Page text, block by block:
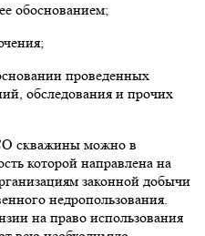
обоснованием;
проведенных
обследования и прочих
скважины можно в
которой направлена на
законной добычи
недропользования.
на право использования